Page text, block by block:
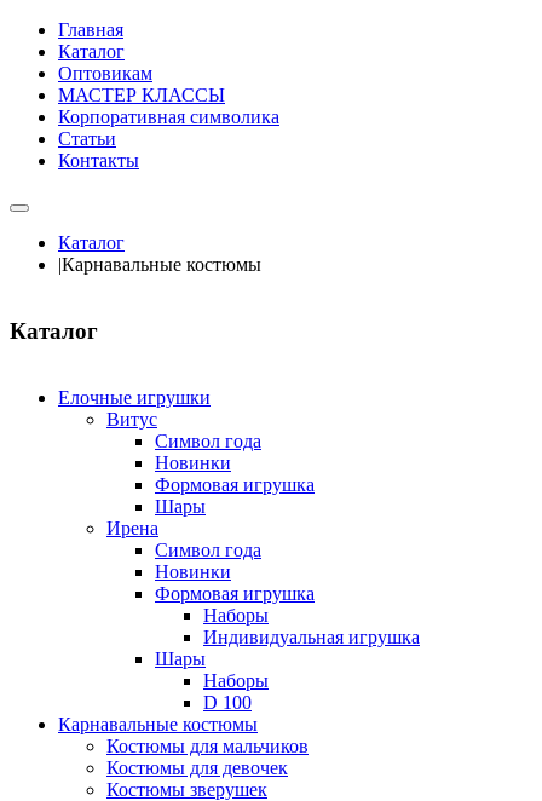
Главная
Каталог
Оптовикам
МАСТЕР КЛАССЫ
Корпоративная символика
Статьи
Контакты
Каталог
|Карнавальные костюмы
Каталог
Елочные игрушки
Витус
Символ года
Новинки
Формовая игрушка
Шары
Ирена
Символ года
Новинки
Формовая игрушка
Наборы
Индивидуальная игрушка
Шары
Наборы
D 100
Карнавальные костюмы
Костюмы для мальчиков
Костюмы для девочек
Костюмы зверушек